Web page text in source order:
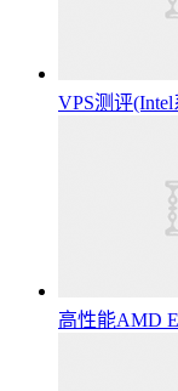
VPS测评
高性能AMD